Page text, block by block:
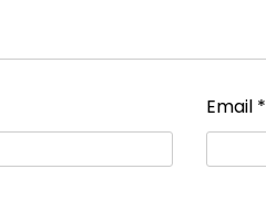
Email *